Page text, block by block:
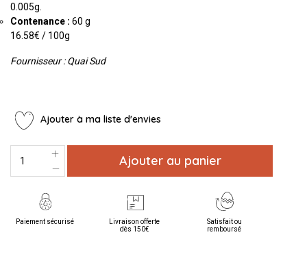
0.005g.
Contenance : 60 g
16.58€ / 100g
Fournisseur : Quai Sud
Ajouter à ma liste d'envies
Ajouter au panier
Paiement sécurisé
Livraison offerte
dès 150€
Satisfait ou
remboursé